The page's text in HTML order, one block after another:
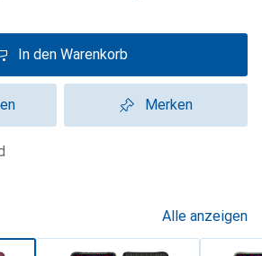
In den Warenkorb
Merken
Alle anzeigen